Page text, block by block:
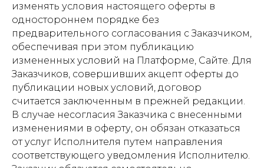
изменять условия настоящего оферты в
одностороннем порядке без
предварительного согласования с Заказчиком,
обеспечивая при этом публикацию
измененных условий на Платформе, Сайте. Для
Заказчиков, совершивших акцепт оферты до
публикации новых условий, договор
считается заключенным в прежней редакции.
В случае несогласия Заказчика с внесенными
изменениями в оферту, он обязан отказаться
от услуг Исполнителя путем направления
соответствующего уведомления Исполнителю.